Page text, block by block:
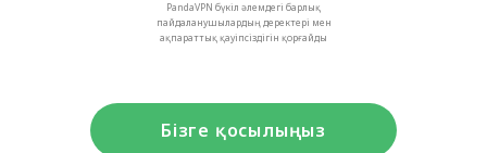
PandaVPN бүкіл әлемдегі барлық
пайдаланушылардың деректері мен
ақпараттық қауіпсіздігін қорғайды
Бізге қосылыңыз